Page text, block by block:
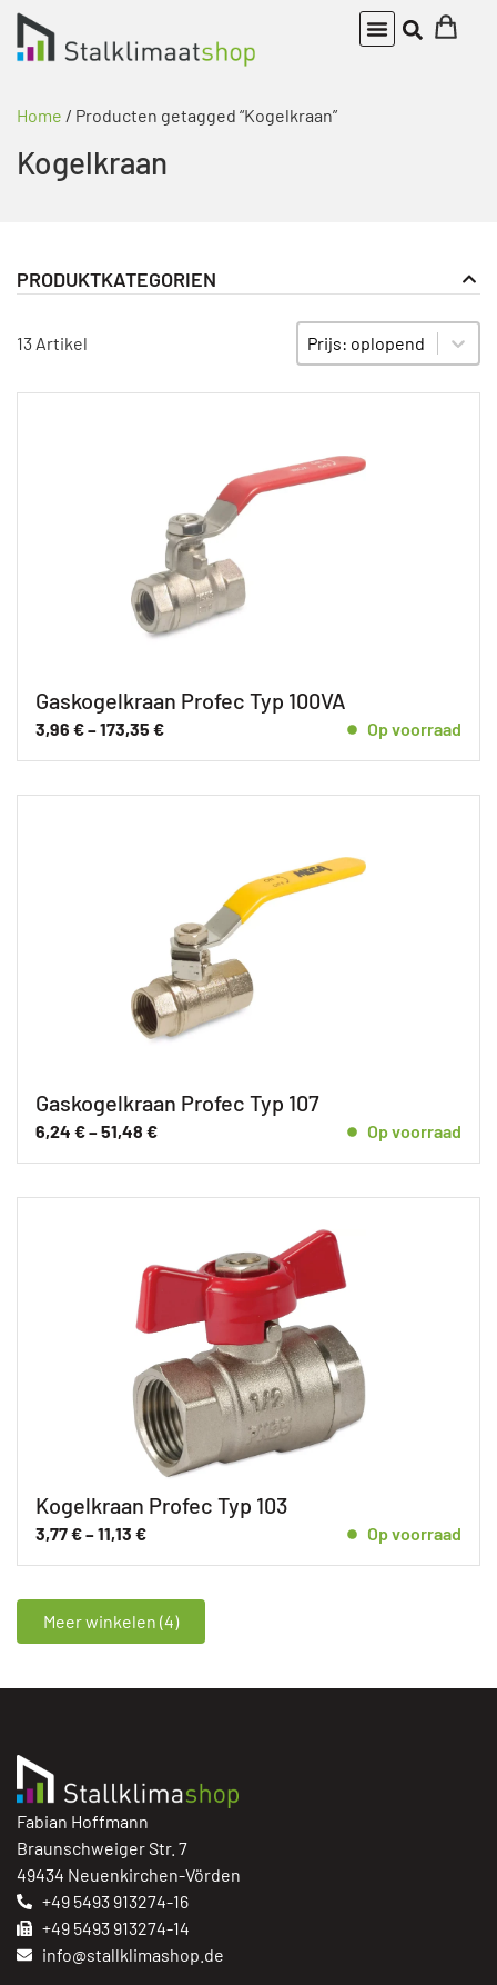
Home / Producten getagged “Kogelkraan”
Kogelkraan
PRODUKTKATEGORIEN
13 Artikel
SORTIEREN
Sort content
Gaskogelkraan Profec Typ 100VA
3,96 €–173,35 € Op voorraad
Gaskogelkraan Profec Typ 107
6,24 €–51,48 € Op voorraad
Kogelkraan Profec Typ 103
3,77€–11,13 € Op voorraad
Meer winkelen (4)
Fabian Hoffmann
Braunschweiger Str. 7
49434 Neuenkirchen-Vörden
+49 5493 913274-16
+49 5493 913274-14
info@stallklimashop.de